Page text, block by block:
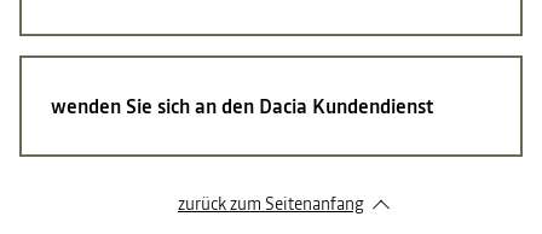
wenden Sie sich an den Dacia Kundendienst
zurück zum Seitenanfang